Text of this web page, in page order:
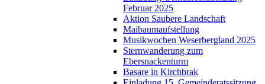
Februar 2025
Aktion Saubere Landschaft
Maibaumaufstellung
Musikwochen Weserbergland 2025
Sternwanderung zum
Ebersnackenturm
Basare in Kirchbrak